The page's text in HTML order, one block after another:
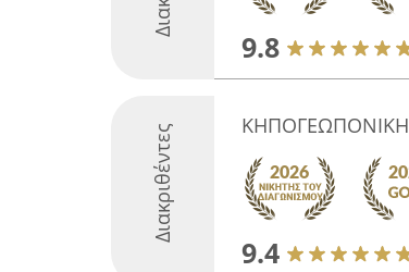
9.8
Διακριθέντες ΚΗΠΟΓΕΩΠΟΝΙΚΗ
9.4